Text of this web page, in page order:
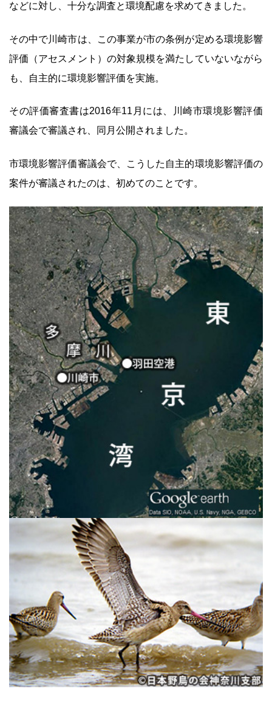
などに対し、十分な調査と環境配慮を求めてきました。
その中で川崎市は、この事業が市の条例が定める環境影響
評価（アセスメント）の対象規模を満たしていないながら
も、自主的に環境影響評価を実施。
その評価審査書は2016年11月には、川崎市環境影響評価
審議会で審議され、同月公開されました。
市環境影響評価審議会で、こうした自主的環境影響評価の
案件が審議されたのは、初めてのことです。